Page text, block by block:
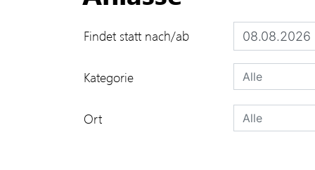
Findet statt nach/ab
Kategorie
Ort